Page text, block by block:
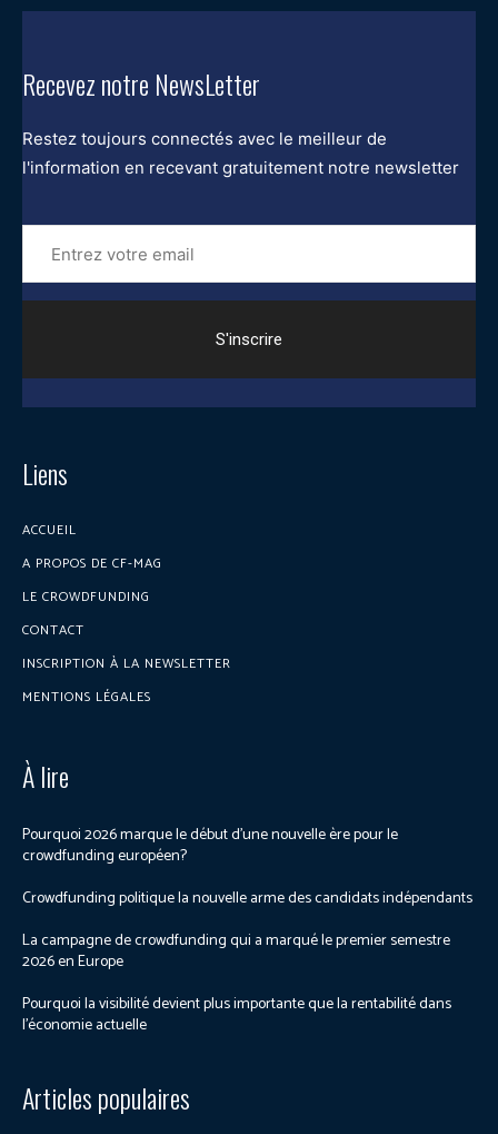
Recevez notre NewsLetter
Restez toujours connectés avec le meilleur de
l'information en recevant gratuitement notre newsletter
Entrez
votre
email
Liens
ACCUEIL
A PROPOS DE CF-MAG
LE CROWDFUNDING
CONTACT
INSCRIPTION À LA NEWSLETTER
MENTIONS LÉGALES
À lire
Pourquoi 2026 marque le début d’une nouvelle ère pour le
crowdfunding européen?
Crowdfunding politique la nouvelle arme des candidats indépendants
La campagne de crowdfunding qui a marqué le premier semestre
2026 en Europe
Pourquoi la visibilité devient plus importante que la rentabilité dans
l’économie actuelle
Articles populaires